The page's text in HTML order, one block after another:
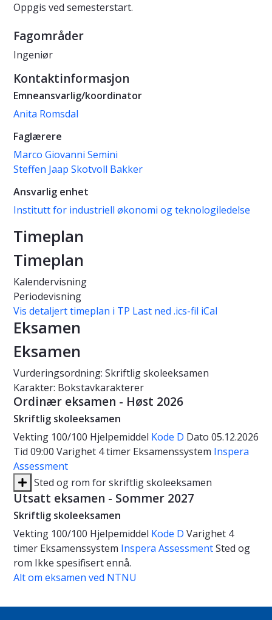
Oppgis ved semesterstart.
Fagområder
Ingeniør
Kontaktinformasjon
Emneansvarlig/koordinator
Anita Romsdal
Faglærere
Marco Giovanni Semini
Steffen Jaap Skotvoll Bakker
Ansvarlig enhet
Institutt for industriell økonomi og teknologiledelse
Timeplan
Timeplan
Kalendervisning
Periodevisning
Vis detaljert timeplan i TP Last ned .ics-fil iCal
Eksamen
Eksamen
Vurderingsordning: Skriftlig skoleeksamen
Karakter: Bokstavkarakterer
Ordinær eksamen - Høst 2026
Skriftlig skoleeksamen
Vekting 100/100 Hjelpemiddel Kode D Dato 05.12.2026
Tid 09:00 Varighet 4 timer Eksamenssystem Inspera
Assessment
Sted og rom for skriftlig skoleeksamen
Utsatt eksamen - Sommer 2027
Skriftlig skoleeksamen
Vekting 100/100 Hjelpemiddel Kode D Varighet 4
timer Eksamenssystem Inspera AssessmentSted og
rom Ikke spesifisert ennå.
Alt om eksamen ved NTNU